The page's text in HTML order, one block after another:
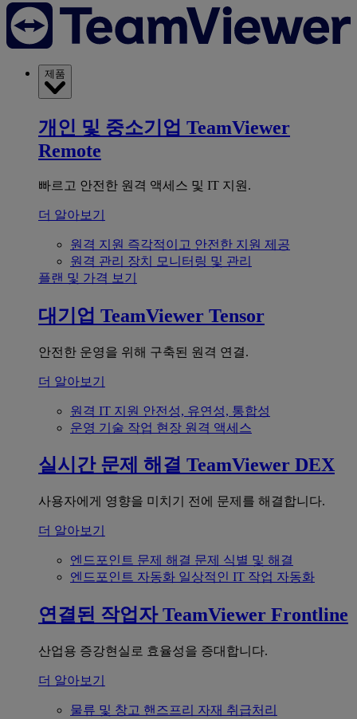
제품
개인 및 중소기업 TeamViewer
Remote
빠르고 안전한 원격 액세스 및 IT 지원.
더 알아보기
원격 지원 즉각적이고 안전한 지원 제공
원격 관리 장치 모니터링 및 관리
플랜 및 가격 보기
대기업 TeamViewer Tensor
안전한 운영을 위해 구축된 원격 연결.
더 알아보기
원격 IT 지원 안전성, 유연성, 통합성
운영 기술 작업 현장 원격 액세스
실시간 문제 해결 TeamViewer DEX
사용자에게 영향을 미치기 전에 문제를 해결합니다.
더 알아보기
엔드포인트 문제 해결 문제 식별 및 해결
엔드포인트 자동화 일상적인 IT 작업 자동화
연결된 작업자 TeamViewer Frontline
산업용 증강현실로 효율성을 증대합니다.
더 알아보기
물류 및 창고 핸즈프리 자재 취급처리